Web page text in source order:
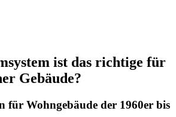
ist das richtige für
Gebäude?
für Wohngebäude der 1960er bis